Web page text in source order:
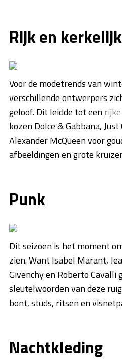
Rijk en kerkelijk
Voor de modetrends van
verschillende ontwerpers
geloof. Dit leidde tot een
kozen Dolce & Gabbana,
Alexander McQueen voor
afbeeldingen en grote
Punk
Dit seizoen is het moment
zien. Want Isabel Marant,
Givenchy en Roberto Cavalli
sleutelwoorden van deze
bont, studs, ritsen en
Nachtkleding